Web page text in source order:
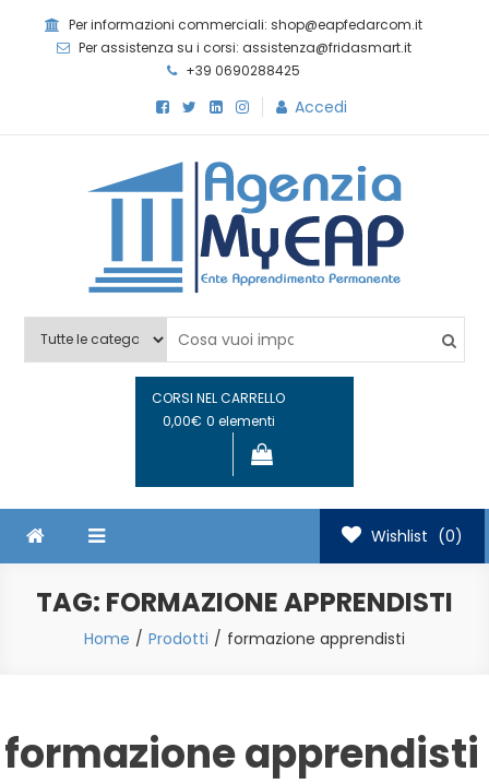
Per informazioni commerciali: shop@eapfedarcom.it
Per assistenza su i corsi: assistenza@fridasmart.it
+39 0690288425
Accedi
Agenzia MyEAP
CORSI NEL CARRELLO
0,00€ 0 elementi
Wishlist (0)
TAG: FORMAZIONE APPRENDISTI
Home Prodotti formazione apprendisti
formazione apprendisti